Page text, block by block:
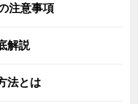
注意事項
解説
法とは